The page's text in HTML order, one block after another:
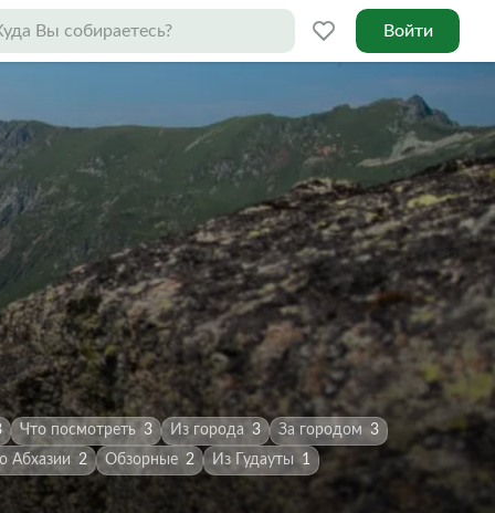
Войти
Что посмотреть 3 Из города 3 За городом 3
Абхазии 2 Обзорные 2 Из Гудауты
1